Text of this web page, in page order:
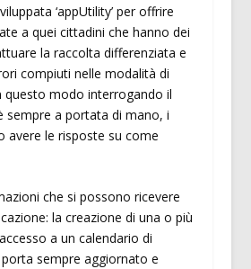
‘appUtility’ per offrire
a quei cittadini che hanno dei
la raccolta differenziata e
compiuti nelle modalità di
questo modo interrogando il
sempre a portata di mano, i
avere le risposte su come
che si possono ricevere
la creazione di una o più
a un calendario di
sempre aggiornato e